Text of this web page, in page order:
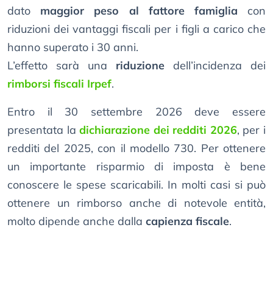
dato maggior peso al fattore famiglia con
riduzioni dei vantaggi fiscali per i figli a carico che
hanno superato i 30 anni.
L’effetto sarà una riduzione dell’incidenza dei
rimborsi fiscali Irpef.
Entro il 30 settembre 2026 deve essere
presentata ladichiarazione dei redditi 2026, per i
redditi del 2025, con il modello 730. Per ottenere
un importante risparmio di imposta è bene
conoscere le spese scaricabili. In molti casi si può
ottenere un rimborso anche di notevole entità,
molto dipende anche dalla capienza fiscale.